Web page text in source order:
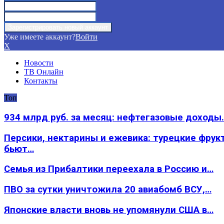
Уже имеете аккаунт?Войти
X
Новости
ТВ Онлайн
Контакты
Топ
934 млрд руб. за месяц: нефтегазовые
Персики, нектарины и ежевика: турецкие
бьют…
Семья из Прибалтики переехала в Россию и…
ПВО за сутки уничтожила 20 авиабомб ВСУ,…
Японские власти вновь не упомянули США в…